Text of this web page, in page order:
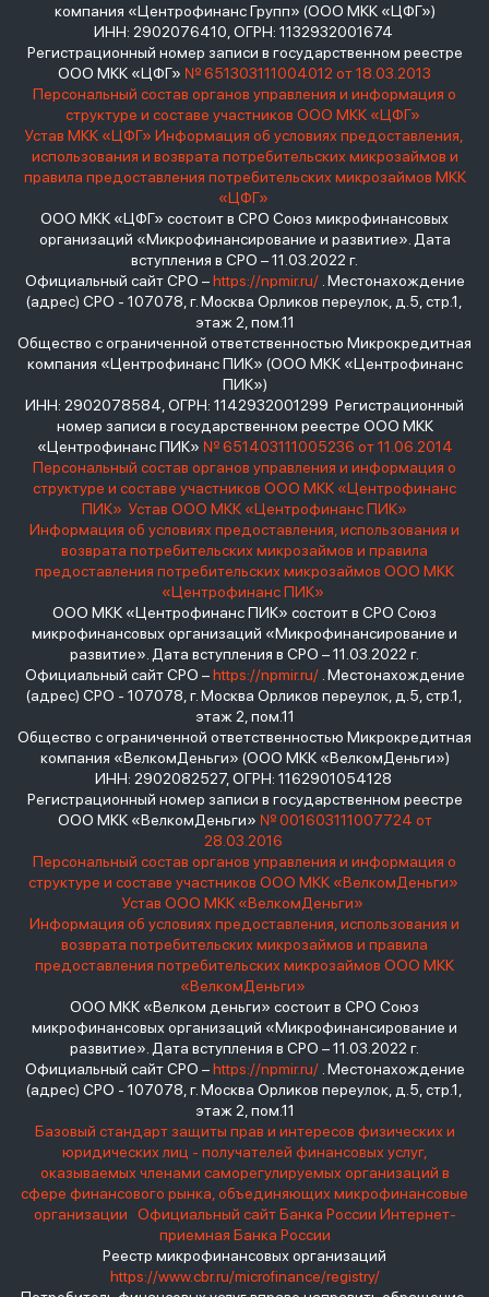
компания «Центрофинанс Групп» (ООО МКК «ЦФГ»)
ИНН: 2902076410, ОГРН: 1132932001674
Регистрационный номер записи в государственном реестре
ООО МКК «ЦФГ» № 651303111004012 от 18.03.2013
Персональный состав органов управления и информация о
структуре и составе участников ООО МКК «ЦФГ»
Устав МКК «ЦФГ» Информация об условиях предоставления,
использования и возврата потребительских микрозаймов и
правила предоставления потребительских микрозаймов МКК
«ЦФГ»
ООО МКК «ЦФГ» состоит в СРО Союз микрофинансовых
организаций «Микрофинансирование и развитие». Дата
вступления в СРО – 11.03.2022 г.
Официальный сайт СРО –https://npmir.ru/. Местонахождение
(адрес) СРО - 107078, г. Москва Орликов переулок, д.5, стр.1,
этаж 2, пом.11
Общество с ограниченной ответственностью Микрокредитная
компания «Центрофинанс ПИК» (ООО МКК «Центрофинанс
ПИК»)
ИНН: 2902078584, ОГРН: 1142932001299 Регистрационный
номер записи в государственном реестре ООО МКК
«Центрофинанс ПИК» № 651403111005236 от 11.06.2014
Персональный состав органов управления и информация о
структуре и составе участников ООО МКК «Центрофинанс
ПИК» Устав ООО МКК «Центрофинанс ПИК»
Информация об условиях предоставления, использования и
возврата потребительских микрозаймов и правила
предоставления потребительских микрозаймов ООО МКК
«Центрофинанс ПИК»
ООО МКК «Центрофинанс ПИК» состоит в СРО Союз
микрофинансовых организаций «Микрофинансирование и
развитие». Дата вступления в СРО – 11.03.2022 г.
Официальный сайт СРО –https://npmir.ru/. Местонахождение
(адрес) СРО - 107078, г. Москва Орликов переулок, д.5, стр.1,
этаж 2, пом.11
Общество с ограниченной ответственностью Микрокредитная
компания «ВелкомДеньги» (ООО МКК «ВелкомДеньги»)
ИНН: 2902082527, ОГРН: 1162901054128
Регистрационный номер записи в государственном реестре
ООО МКК «ВелкомДеньги» № 001603111007724 от
28.03.2016
Персональный состав органов управления и информация о
структуре и составе участников ООО МКК «ВелкомДеньги»
Устав ООО МКК «ВелкомДеньги»
Информация об условиях предоставления, использования и
возврата потребительских микрозаймов и правила
предоставления потребительских микрозаймов ООО МКК
«ВелкомДеньги»
ООО МКК «Велком деньги» состоит в СРО Союз
микрофинансовых организаций «Микрофинансирование и
развитие». Дата вступления в СРО – 11.03.2022 г.
Официальный сайт СРО –https://npmir.ru/. Местонахождение
(адрес) СРО - 107078, г. Москва Орликов переулок, д.5, стр.1,
этаж 2, пом.11
Базовый стандарт защиты прав и интересов физических и
юридических лиц - получателей финансовых услуг,
оказываемых членами саморегулируемых организаций в
сфере финансового рынка, объединяющих микрофинансовые
организации
Официальный сайт Банка России Интернет-
приемная Банка России
Реестр микрофинансовых организаций
https://www.cbr.ru/microfinance/registry/